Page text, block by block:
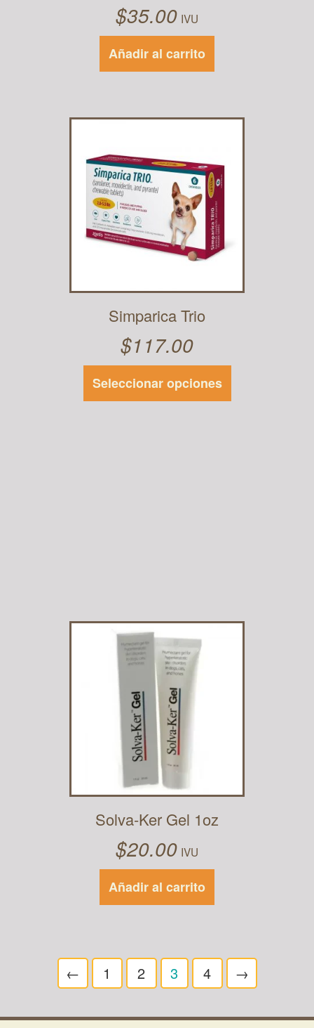
$35.00 IVU
Añadir al carrito
Simparica Trio
$117.00
Seleccionar opciones
Solva-Ker Gel 1oz
$20.00 IVU
Añadir al carrito
← 1 2 3 4 →